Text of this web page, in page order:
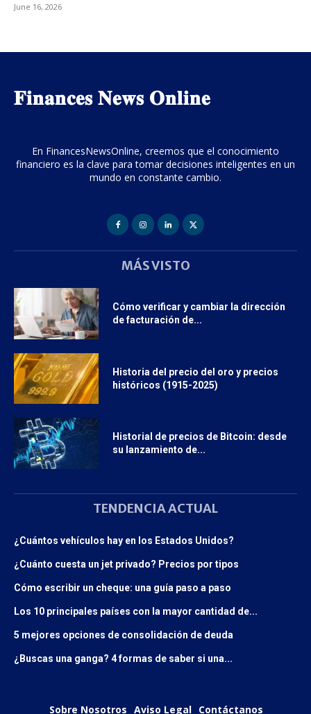
June 16, 2026
𝐅𝐢𝐧𝐚𝐧𝐜𝐞𝐬 𝐍𝐞𝐰𝐬 𝐎𝐧𝐥𝐢𝐧𝐞
En FinancesNewsOnline, creemos que el conocimiento
financiero es la clave para tomar decisiones inteligentes en un
mundo en constante cambio.
MÁS VISTO
Cómo verificar y cambiar la dirección
de facturación de...
Historia del precio del oro y precios
históricos (1915-2025)
Historial de precios de Bitcoin: desde
su lanzamiento de...
TENDENCIA ACTUAL
¿Cuántos vehículos hay en los Estados Unidos?
¿Cuánto cuesta un jet privado? Precios por tipos
Cómo escribir un cheque: una guía paso a paso
Los 10 principales países con la mayor cantidad de...
5 mejores opciones de consolidación de deuda
¿Buscas una ganga? 4 formas de saber si una...
Sobre Nosotros Aviso Legal Contáctanos